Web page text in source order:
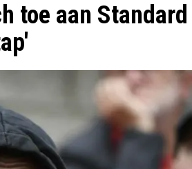
toe aan Standard